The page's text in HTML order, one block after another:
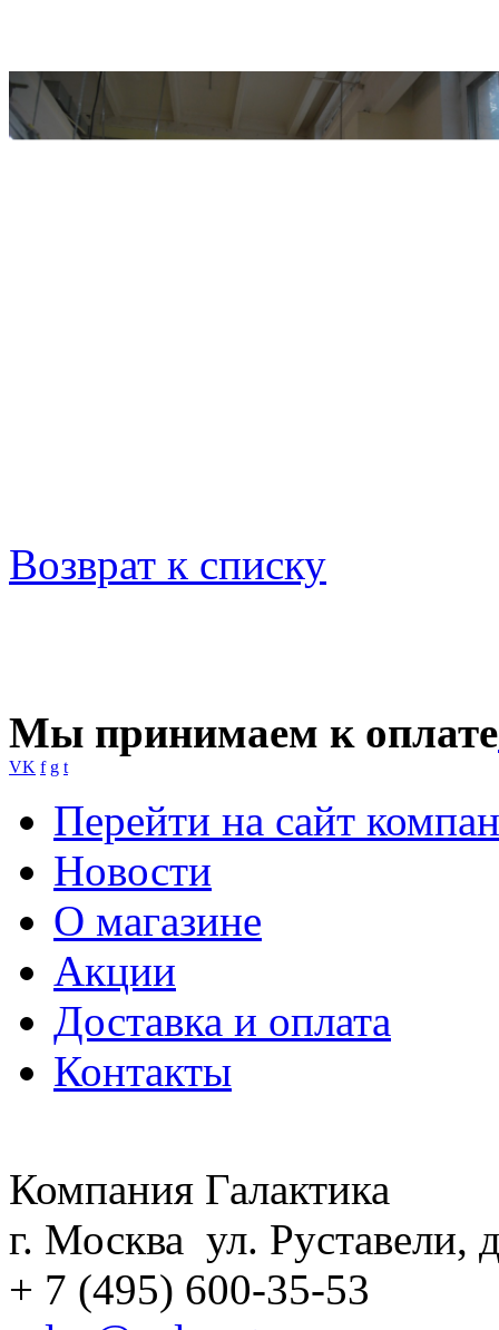
Возврат к списку
Мы принимаем к оплате
VK f g t
Перейти на сайт
Новости
О магазине
Акции
Доставка и оплата
Контакты
Компания Галактика
г. Москва ул. Руставели,
+ 7 (495) 600-35-53